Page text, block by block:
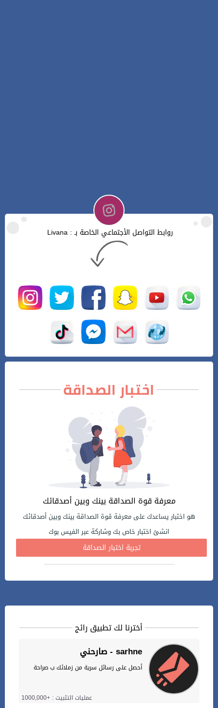
روابط التواصل الأجتماعي الخاصة بـ : Livana
اختبار الصداقة
معرفة قوة الصداقة بينك وبين أصدقائك
هو اختبار يساعدك على معرفة قوة الصداقة بينك وبين أصدقائك
انشئ اختبار خاص بك وشاركة عبر الفيس بوك
تجربة اختبار الصداقة
أخترنا لك تطبيق رائج
صارحني - sarhne
أحصل على رسائل سرية من زملائك ب صراحة
عمليات التثبيت : +1000,000